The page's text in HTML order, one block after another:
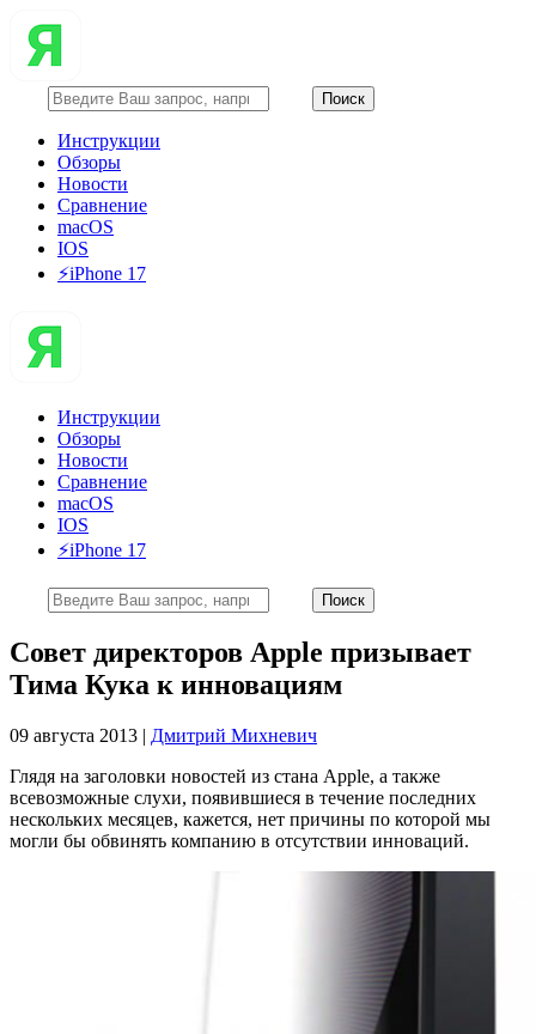
Инструкции
Обзоры
Новости
Сравнение
macOS
IOS
⚡️iPhone 17
Инструкции
Обзоры
Новости
Сравнение
macOS
IOS
⚡️iPhone 17
Совет директоров Apple призывает
Тима Кука к инновациям
09 августа 2013 | Дмитрий Михневич
Глядя на заголовки новостей из стана Apple, а также
всевозможные слухи, появившиеся в течение последних
нескольких месяцев, кажется, нет причины по которой мы
могли бы обвинять компанию в отсутствии инноваций.